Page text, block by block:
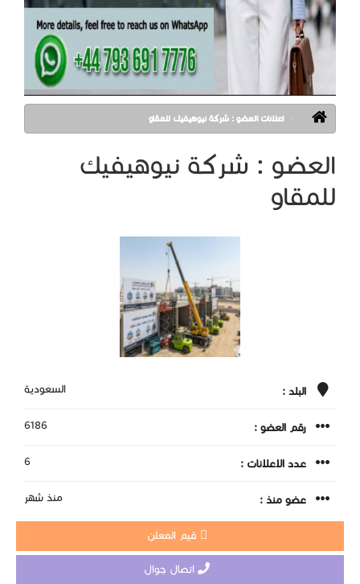
اعلانات العضو : شركة نيوهيفيك للمقاو
العضو : شركة نيوهيفيك
للمقاو
البلد : السعودية
رقم العضو : 6186
عدد الاعلانات : 6
عضو منذ : منذ شهر
قيم المعلن
اتصال جوال